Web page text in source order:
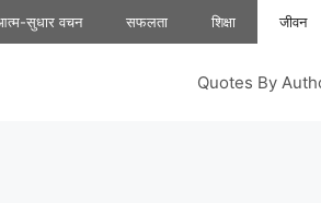
सुधार वचन सफलता शिक्षा जीवन
Quotes By